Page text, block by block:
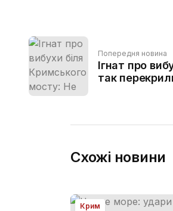
Попередня новина
Ігнат про
так
Схожі новини
Крим